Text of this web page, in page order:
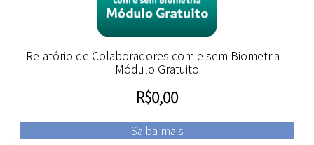
Relatório de Colaboradores com e sem Biometria –
Módulo Gratuito
R$0,00
Saiba mais